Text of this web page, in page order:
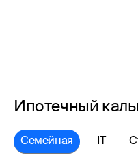
Ипотечный
Семейная